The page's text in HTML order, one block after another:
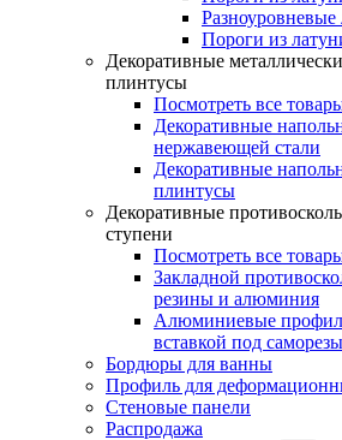
Пороги из
Декоративные
плинтусы
Посмотреть все
Декоративные
нержавеющей стали
Декоративные
плинтусы
Декоративные
ступени
Посмотреть все
Закладной
резины и алюминия
Алюминиевые
вставкой под саморезы
Бордюры для ванны
Профиль для
Стеновые панели
Распродажа